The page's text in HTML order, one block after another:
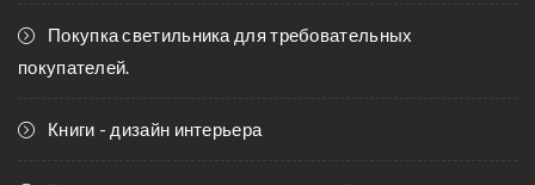
Покупка светильника для требовательных
покупателей.
Книги - дизайн интерьера